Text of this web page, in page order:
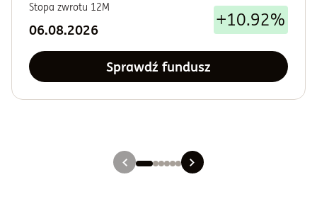
Stopa zwrotu 12M
06.08.2026 +10.92%
Sprawdź fundusz
Slajd 2
Slajd 3
Slajd 4
Slajd 5
Slajd 6